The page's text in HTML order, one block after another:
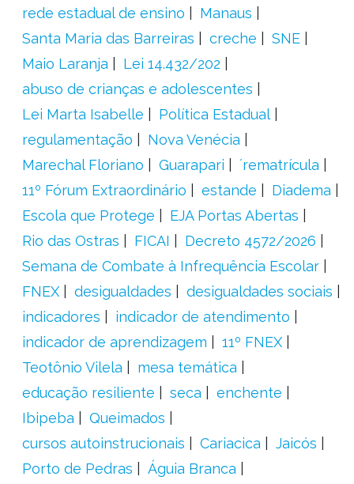
rede estadual de ensino
Manaus
Santa Maria das Barreiras
creche
SNE
Maio Laranja
Lei 14.432/202
abuso de crianças e adolescentes
Lei Marta Isabelle
Política Estadual
regulamentação
Nova Venécia
Marechal Floriano
Guarapari
´rematrícula
11º Fórum Extraordinário
estande
Diadema
Escola que Protege
EJA Portas Abertas
Rio das Ostras
FICAI
Decreto 4572/2026
Semana de Combate à Infrequência Escolar
FNEX
desigualdades
desigualdades sociais
indicadores
indicador de atendimento
indicador de aprendizagem
11º FNEX
Teotônio Vilela
mesa temática
educação resiliente
seca
enchente
Ibipeba
Queimados
cursos autoinstrucionais
Cariacica
Jaicós
Porto de Pedras
Águia Branca